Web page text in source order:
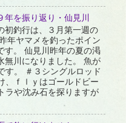
年を振り返り・仙見川
初釣行は、３月第一週の
年ヤマメを釣ったポイン
す。 仙見川昨年の夏の渇
無川になりました。 魚が
す。 ＃３シングルロッド
、ｆｌｙはゴールドビー
ラや沈み石を探りますが